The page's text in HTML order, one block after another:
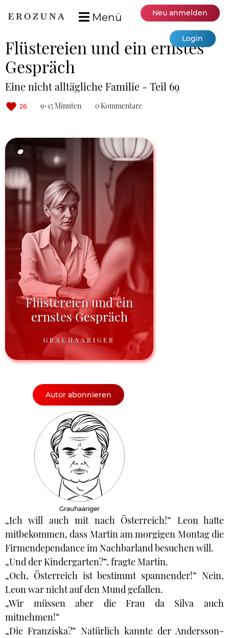
Menü Neu anmelden
Login
Flüstereien und ein ernstes
Gespräch
Eine nicht alltägliche Familie - Teil 69
26 9-15 Minuten 0 Kommentare
Flüstereien und ein
ernstes Gespräch
GRAUHAARIGER
Autor abonnieren
Grauhaariger
„Ich will auch mit nach Österreich!“ Leon hatte
mitbekommen, dass Martin am morgigen Montag die
Firmendependance im Nachbarland besuchen will.
„Und der Kindergarten?“, fragte Martin.
„Och, Österreich ist bestimmt spannender!“ Nein,
Leon war nicht auf den Mund gefallen.
„Wir müssen aber die Frau da Silva auch
mitnehmen!“
„Die Franziska?“ Natürlich kannte der Andersson-